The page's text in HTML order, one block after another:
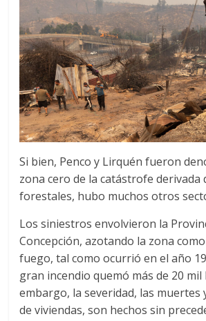
Si bien, Penco y Lirquén fueron
zona cero de la catástrofe derivada
forestales, hubo muchos otros
Los siniestros envolvieron la
Concepción, azotando la zona
fuego, tal como ocurrió en el año
gran incendio quemó más de 20 mil
embargo, la severidad, las muertes
de viviendas, son hechos sin